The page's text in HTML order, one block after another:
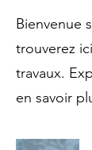
Bienvenue
trouverez
travaux.
en savoir